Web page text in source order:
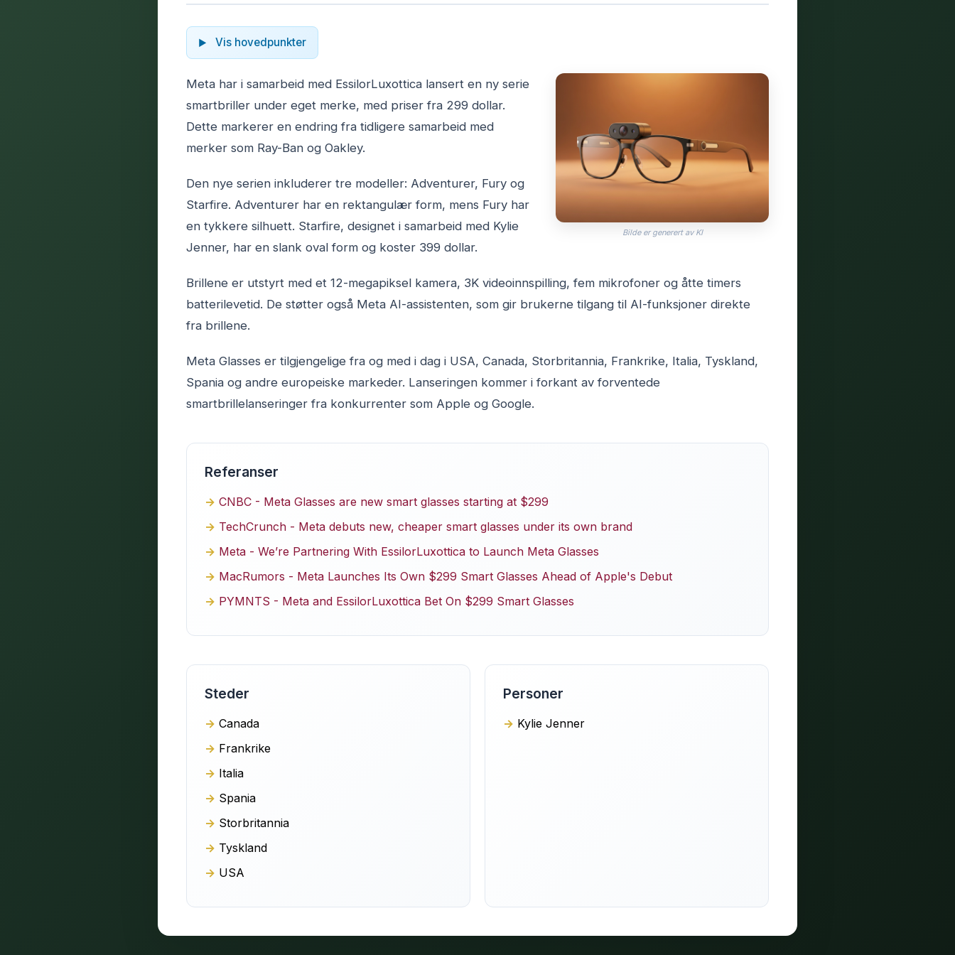
Vis hovedpunkter
Bilde er generert av KI
Meta har i samarbeid med EssilorLuxottica lansert en ny serie
smartbriller under eget merke, med priser fra 299 dollar.
Dette markerer en endring fra tidligere samarbeid med
merker som Ray-Ban og Oakley.
Den nye serien inkluderer tre modeller: Adventurer, Fury og
Starfire. Adventurer har en rektangulær form, mens Fury har
en tykkere silhuett. Starfire, designet i samarbeid med Kylie
Jenner, har en slank oval form og koster 399 dollar.
Brillene er utstyrt med et 12-megapiksel kamera, 3K videoinnspilling, fem mikrofoner og åtte timers
batterilevetid. De støtter også Meta AI-assistenten, som gir brukerne tilgang til AI-funksjoner direkte
fra brillene.
Meta Glasses er tilgjengelige fra og med i dag i USA, Canada, Storbritannia, Frankrike, Italia, Tyskland,
Spania og andre europeiske markeder. Lanseringen kommer i forkant av forventede
smartbrillelanseringer fra konkurrenter som Apple og Google.
Referanser
CNBC - Meta Glasses are new smart glasses starting at $299
TechCrunch - Meta debuts new, cheaper smart glasses under its own brand
Meta - We’re Partnering With EssilorLuxottica to Launch Meta Glasses
MacRumors - Meta Launches Its Own $299 Smart Glasses Ahead of Apple's Debut
PYMNTS - Meta and EssilorLuxottica Bet On $299 Smart Glasses
Steder
Canada
Frankrike
Italia
Spania
Storbritannia
Tyskland
USA
Personer
Kylie Jenner